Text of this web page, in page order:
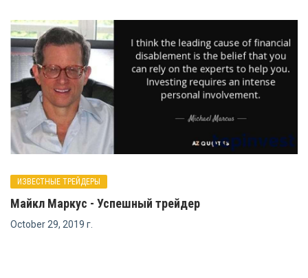
ИЗВЕСТНЫЕ ТРЕЙДЕРЫ
Майкл Маркус - Успешный трейдер
October 29, 2019 г.